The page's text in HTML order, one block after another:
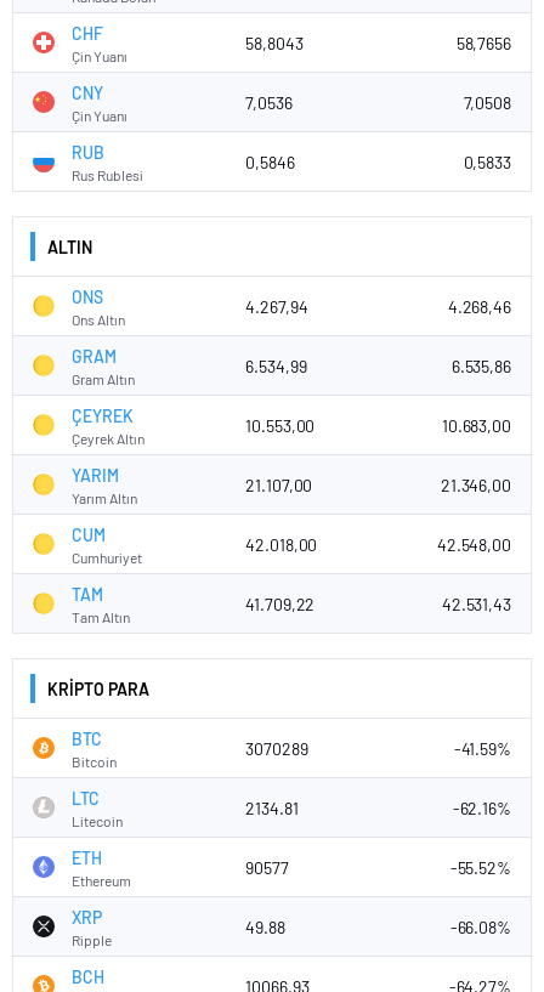
CHF
Çin Yuanı
58,8043 58,7656
CNY
Çin Yuanı
7,0536 7,0508
RUB
Rus Rublesi
0,5846 0,5833
ALTIN
ONS
Ons Altın
4.267,94 4.268,46
GRAM
Gram Altın
6.534,99 6.535,86
ÇEYREK
Çeyrek Altın
10.553,00 10.683,00
YARIM
Yarım Altın
21.107,00 21.346,00
CUM
Cumhuriyet
42.018,00 42.548,00
TAM
Tam Altın
41.709,22 42.531,43
KRİPTO PARA
BTC
Bitcoin
3070289 -41.59%
LTC
Litecoin
2134.81 -62.16%
ETH
Ethereum
90577 -55.52%
XRP
Ripple
49.88 -66.08%
BCH 10066.93 -64.27%